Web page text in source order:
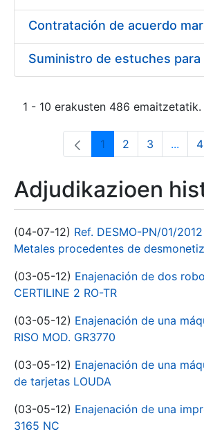
1 - 10 erakusten 486 emaitzetatik.
Orrialdea
1 Orrialdea
2 Orrialdea
3 ...
Adjudikazioen
(04-07-12) Ref. DESMO-PN/01/
Metales procedentes de
(03-05-12) Enajenación de dos
CERTILINE 2 RO-TR
(03-05-12) Enajenación de una
RISO MOD. GR3770
(03-05-12) Enajenación de una
de tarjetas LOUDA
(03-05-12) Enajenación de una
3165 NC